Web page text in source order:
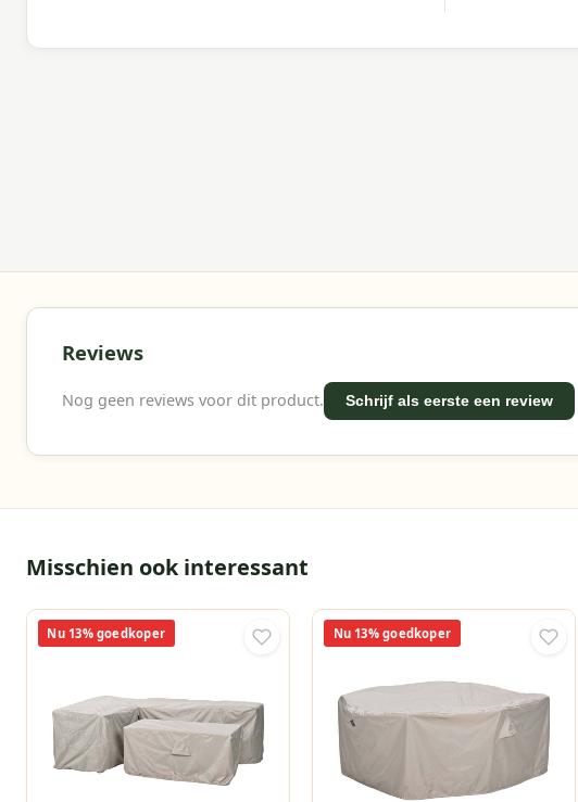
Reviews
Nog geen reviews voor dit product. Schrijf als eerste een review
Misschien ook interessant
Nu 13% goedkoper Nu 13% goedkoper